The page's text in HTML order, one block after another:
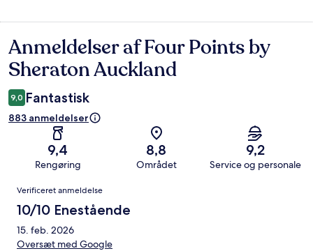
Anmeldelser
Anmeldelser af Four Points by
Sheraton Auckland
9,0 Fantastisk
883 anmeldelser
9,4
Rengøring
8,8
Området
9,2
Service og personale
Anmeldelser
Verificeret anmeldelse
10/10 Enestående
15. feb. 2026
Oversæt med Google